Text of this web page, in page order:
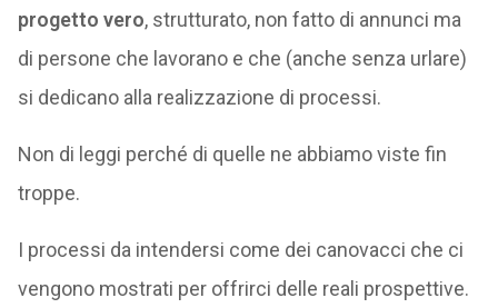
progetto vero, strutturato, non fatto di annunci ma
di persone che lavorano e che (anche senza urlare)
si dedicano alla realizzazione di processi.
Non di leggi perché di quelle ne abbiamo viste fin
troppe.
I processi da intendersi come dei canovacci che ci
vengono mostrati per offrirci delle reali prospettive.